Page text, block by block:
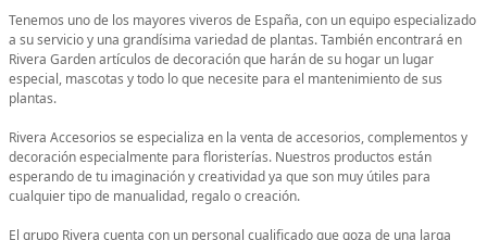
Tenemos uno de los mayores viveros de España, con un equipo especializado
a su servicio y una grandísima variedad de plantas. También encontrará en
Rivera Garden artículos de decoración que harán de su hogar un lugar
especial, mascotas y todo lo que necesite para el mantenimiento de sus
plantas.
Rivera Accesorios se especializa en la venta de accesorios, complementos y
decoración especialmente para floristerías. Nuestros productos están
esperando de tu imaginación y creatividad ya que son muy útiles para
cualquier tipo de manualidad, regalo o creación.
El grupo Rivera cuenta con un personal cualificado que goza de una larga